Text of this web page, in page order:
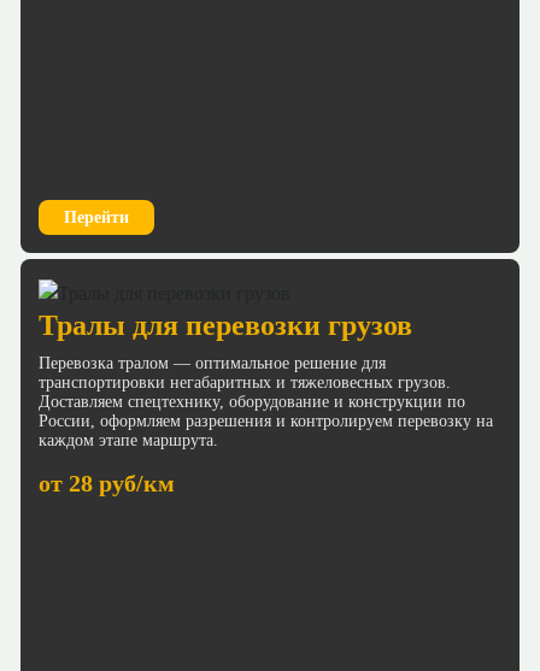
Перейти
Тралы для перевозки грузов
Перевозка тралом — оптимальное решение для
транспортировки негабаритных и тяжеловесных грузов.
Доставляем спецтехнику, оборудование и конструкции по
России, оформляем разрешения и контролируем перевозку на
каждом этапе маршрута.
от 28 руб/км